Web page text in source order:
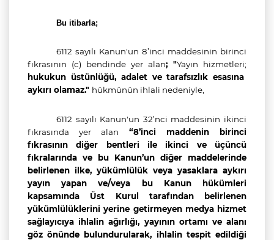
Bu itibarla;
6112 sayılı Kanun'un 8’inci maddesinin birinci
fıkrasının (c) bendinde yer alan; "Yayın hizmetleri;
hukukun üstünlüğü, adalet ve tarafsızlık esasına
aykırı olamaz." hükmünün ihlali nedeniyle,
6112 sayılı Kanun'un 32’nci maddesinin ikinci
fıkrasında yer alan “8’inci maddenin birinci
fıkrasının diğer bentleri ile ikinci ve üçüncü
fıkralarında ve bu Kanun’un diğer maddelerinde
belirlenen ilke, yükümlülük veya yasaklara aykırı
yayın yapan ve/veya bu Kanun hükümleri
kapsamında Üst Kurul tarafından belirlenen
yükümlülüklerini yerine getirmeyen medya hizmet
sağlayıcıya ihlalin ağırlığı, yayının ortamı ve alanı
göz önünde bulundurularak, ihlalin tespit edildiği